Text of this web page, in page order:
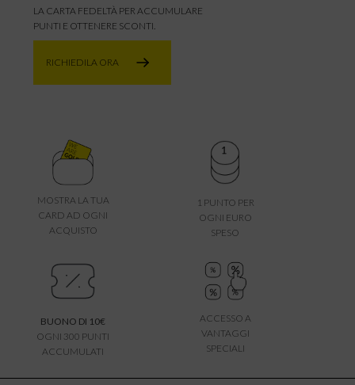
LA CARTA FEDELTÀ PER ACCUMULARE
PUNTI E OTTENERE SCONTI.
RICHIEDILA ORA
MOSTRA LA TUA
CARD AD OGNI
ACQUISTO
1 PUNTO PER
OGNI EURO
SPESO
BUONO DI 10€
OGNI 300 PUNTI
ACCUMULATI
ACCESSO A
VANTAGGI
SPECIALI